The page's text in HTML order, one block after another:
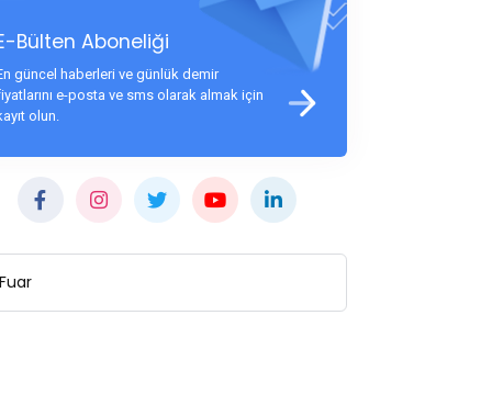
Bülten Aboneliği
güncel haberleri ve günlük demir
e-posta ve sms olarak almak için
olun.
Fuar